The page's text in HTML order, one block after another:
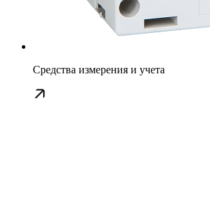
Средства измерения и учета